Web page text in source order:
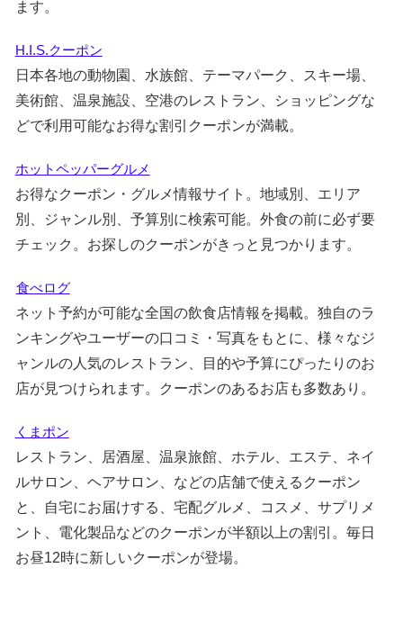
ます。
H.I.S.クーポン
日本各地の動物園、水族館、テーマパーク、スキー場、
美術館、温泉施設、空港のレストラン、ショッピングな
どで利用可能なお得な割引クーポンが満載。
ホットペッパーグルメ
お得なクーポン・グルメ情報サイト。地域別、エリア
別、ジャンル別、予算別に検索可能。外食の前に必ず要
チェック。お探しのクーポンがきっと見つかります。
食べログ
ネット予約が可能な全国の飲食店情報を掲載。独自のラ
ンキングやユーザーの口コミ・写真をもとに、様々なジ
ャンルの人気のレストラン、目的や予算にぴったりのお
店が見つけられます。クーポンのあるお店も多数あり。
くまポン
レストラン、居酒屋、温泉旅館、ホテル、エステ、ネイ
ルサロン、ヘアサロン、などの店舗で使えるクーポン
と、自宅にお届けする、宅配グルメ、コスメ、サプリメ
ント、電化製品などのクーポンが半額以上の割引。毎日
お昼12時に新しいクーポンが登場。